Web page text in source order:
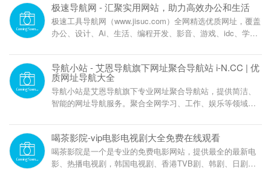
极速导航网 - 汇聚实用网站，助力高效办公和生活
极速工具导航网（www.jisuc.com）全网精选优质网址，覆盖
办公、设计、Ai、生活、编程开发、影音、游戏、idc、学习
导航小站 - 艾恩导航旗下网址聚合导航站 i-N.CC | 优
质网址导航大全
导航小站是艾恩导航旗下专业网址聚合导航站，提供简洁、
智能的网址导航服务。聚合全网学习、工作、娱乐等领域优
键直达目标网页。界面清爽无广告，适配多设备访问，让每
一次上网都成为高效体验。
喝茶影院-vip电影电视剧大全免费在线观看
喝茶影院是一个是专业的免费电影网站，提供最全的最新电
影、热播电视剧，韩国电视剧、香港TVB剧、韩剧、日剧、